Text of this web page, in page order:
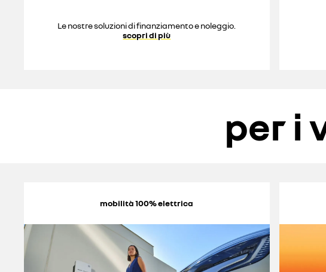
Le nostre soluzioni di finanziamento e noleggio.
scopri di più
per i
mobilità 100% elettrica